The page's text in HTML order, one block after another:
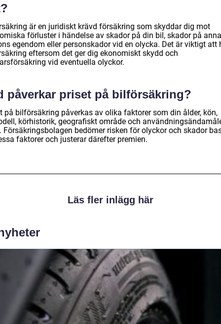
är en juridiskt krävd försäkring som skyddar dig mot
förluster i händelse av skador på din bil, skador på
egendom eller personskador vid en olycka. Det är viktigt att
eftersom det ger dig ekonomiskt skydd och
vid eventuella olyckor.
påverkar priset på bilförsäkring?
på bilförsäkring påverkas av olika faktorer som din ålder, kön,
körhistorik, geografiskt område och
Försäkringsbolagen bedömer risken för olyckor och skador
faktorer och justerar därefter premien.
Läs fler inlägg här